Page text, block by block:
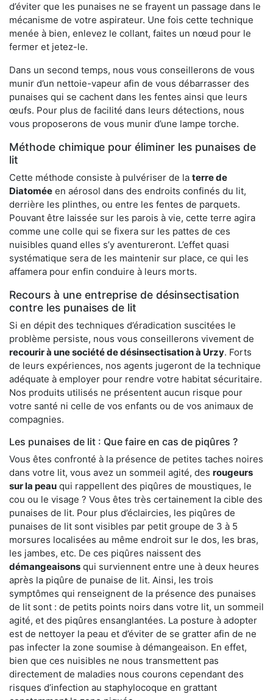
d’éviter que les punaises ne se frayent un passage dans le
mécanisme de votre aspirateur. Une fois cette technique
menée à bien, enlevez le collant, faites un nœud pour le
fermer et jetez-le.
Dans un second temps, nous vous conseillerons de vous
munir d’un nettoie-vapeur afin de vous débarrasser des
punaises qui se cachent dans les fentes ainsi que leurs
œufs. Pour plus de facilité dans leurs détections, nous
vous proposerons de vous munir d’une lampe torche.
Méthode chimique pour éliminer les punaises de
lit
Cette méthode consiste à pulvériser de la terre de
Diatomée en aérosol dans des endroits confinés du lit,
derrière les plinthes, ou entre les fentes de parquets.
Pouvant être laissée sur les parois à vie, cette terre agira
comme une colle qui se fixera sur les pattes de ces
nuisibles quand elles s’y aventureront. L’effet quasi
systématique sera de les maintenir sur place, ce qui les
affamera pour enfin conduire à leurs morts.
Recours à une entreprise de désinsectisation
contre les punaises de lit
Si en dépit des techniques d’éradication suscitées le
problème persiste, nous vous conseillerons vivement de
recourir à une société de désinsectisation à Urzy. Forts
de leurs expériences, nos agents jugeront de la technique
adéquate à employer pour rendre votre habitat sécuritaire.
Nos produits utilisés ne présentent aucun risque pour
votre santé ni celle de vos enfants ou de vos animaux de
compagnies.
Les punaises de lit : Que faire en cas de piqûres ?
Vous êtes confronté à la présence de petites taches noires
dans votre lit, vous avez un sommeil agité, des rougeurs
sur la peau qui rappellent des piqûres de moustiques, le
cou ou le visage ? Vous êtes très certainement la cible des
punaises de lit. Pour plus d’éclaircies, les piqûres de
punaises de lit sont visibles par petit groupe de 3 à 5
morsures localisées au même endroit sur le dos, les bras,
les jambes, etc. De ces piqûres naissent des
démangeaisons qui surviennent entre une à deux heures
après la piqûre de punaise de lit. Ainsi, les trois
symptômes qui renseignent de la présence des punaises
de lit sont : de petits points noirs dans votre lit, un sommeil
agité, et des piqûres ensanglantées. La posture à adopter
est de nettoyer la peau et d’éviter de se gratter afin de ne
pas infecter la zone soumise à démangeaison. En effet,
bien que ces nuisibles ne nous transmettent pas
directement de maladies nous courons cependant des
risques d’infection au staphylocoque en grattant